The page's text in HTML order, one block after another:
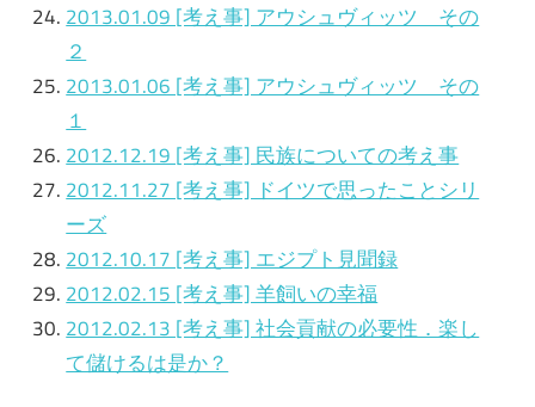
2013.01.09 [考え事] アウシュヴィッツ その
２
2013.01.06 [考え事] アウシュヴィッツ その
１
2012.12.19 [考え事] 民族についての考え事
2012.11.27 [考え事] ドイツで思ったことシリ
ーズ
2012.10.17 [考え事] エジプト見聞録
2012.02.15 [考え事] 羊飼いの幸福
2012.02.13 [考え事] 社会貢献の必要性．楽し
て儲けるは是か？